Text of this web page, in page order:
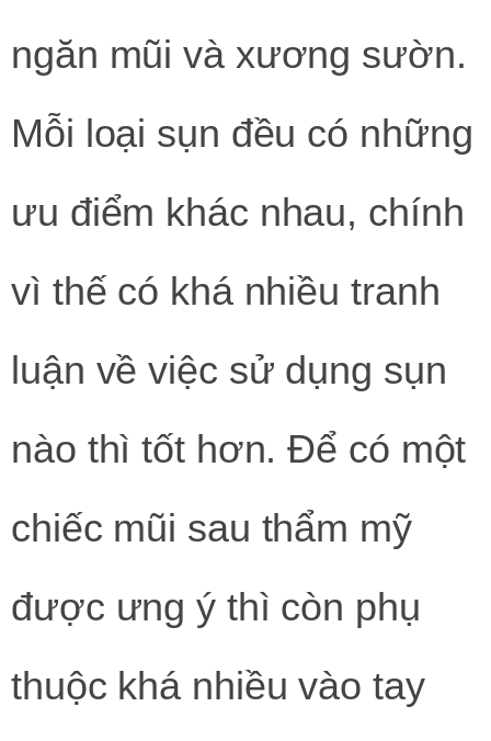
ngăn mũi và xương sườn.
Mỗi loại sụn đều có những
ưu điểm khác nhau, chính
vì thế có khá nhiều tranh
luận về việc sử dụng sụn
nào thì tốt hơn. Để có một
chiếc mũi sau thẩm mỹ
được ưng ý thì còn phụ
thuộc khá nhiều vào tay